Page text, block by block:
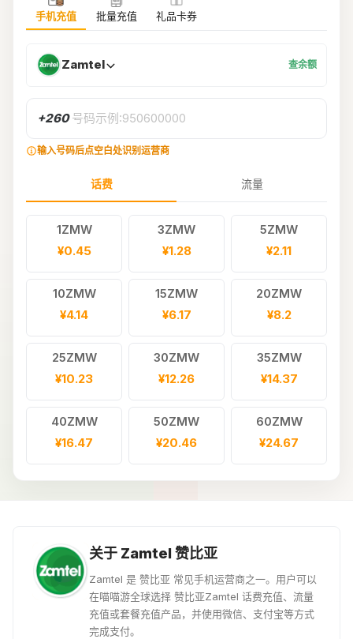
手机充值 批量充值 礼品卡券
Zamtel 查余额
+260 号码示例:950600000
输入号码后点空白处识别运营商
话费 流量
1ZMW
¥0.45
3ZMW
¥1.28
5ZMW
¥2.11
10ZMW
¥4.14
15ZMW
¥6.17
20ZMW
¥8.2
25ZMW
¥10.23
30ZMW
¥12.26
35ZMW
¥14.37
40ZMW
¥16.47
50ZMW
¥20.46
60ZMW
¥24.67
150ZMW
¥61.3
200ZMW
¥81.68
关于 Zamtel 赞比亚
Zamtel 是 赞比亚 常见手机运营商之一。用户可以
在喵喵游全球选择 赞比亚Zamtel 话费充值、流量
充值或套餐充值产品，并使用微信、支付宝等方式
完成支付。